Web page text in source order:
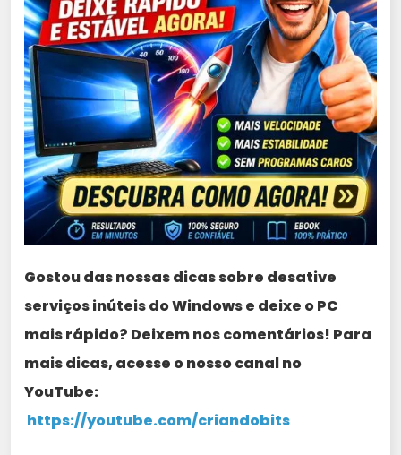
Gostou das nossas dicas sobre desative
serviços inúteis do Windows e deixe o PC
mais rápido? Deixem nos comentários! Para
mais dicas, acesse o nosso canal no
YouTube:
https://youtube.com/criandobits